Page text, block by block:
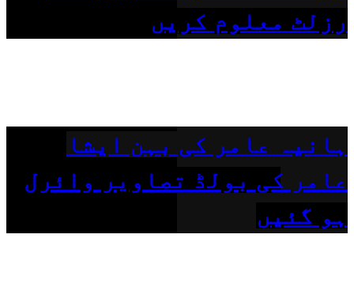
رزلٹ معلوم کریں
ہانیہ عامر کی بہن ایشا
عامر کی بولڈ تصاویر وائرل
ہو گئیں